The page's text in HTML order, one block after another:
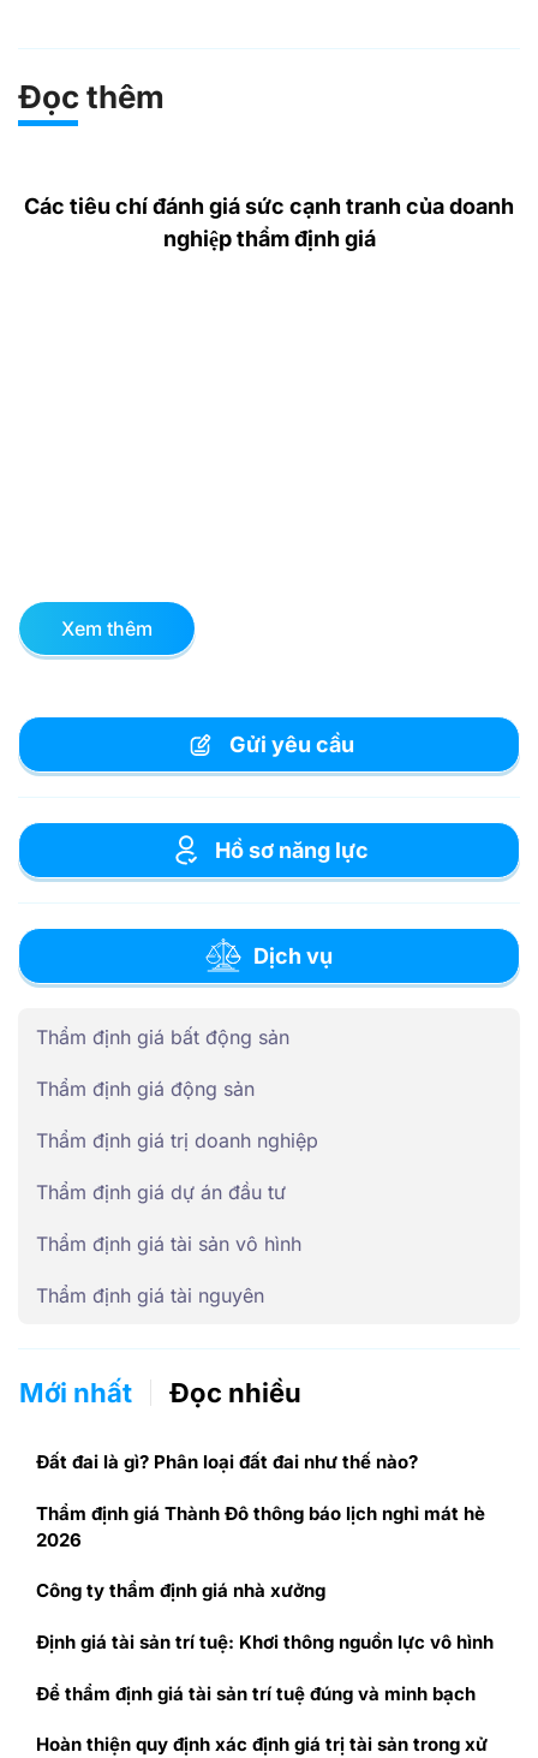
Đọc thêm
Các tiêu chí đánh giá sức cạnh tranh của doanh
nghiệp thẩm định giá
Xem thêm
Gửi yêu cầu
Hồ sơ năng lực
Dịch vụ
Thẩm định giá bất động sản
Thẩm định giá động sản
Thẩm định giá trị doanh nghiệp
Thẩm định giá dự án đầu tư
Thẩm định giá tài sản vô hình
Thẩm định giá tài nguyên
Mới nhất Đọc nhiều
Đất đai là gì? Phân loại đất đai như thế nào?
Thẩm định giá Thành Đô thông báo lịch nghỉ mát hè
2026
Công ty thẩm định giá nhà xưởng
Định giá tài sản trí tuệ: Khơi thông nguồn lực vô hình
Để thẩm định giá tài sản trí tuệ đúng và minh bạch
Hoàn thiện quy định xác định giá trị tài sản trong xử